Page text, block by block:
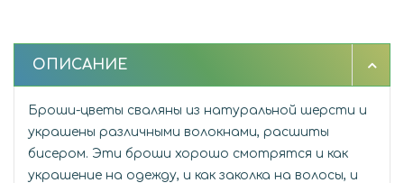
ОПИСАНИЕ
Броши-цветы сваляны из натуральной шерсти и
украшены различными волокнами, расшиты
бисером. Эти броши хорошо смотрятся и как
украшение на одежду, и как заколка на волосы, и